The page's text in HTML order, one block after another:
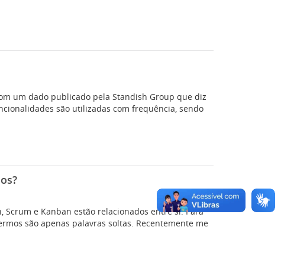
um dado publicado pela Standish Group que diz
são utilizadas com frequência, sendo
Scrum e Kanban estão relacionados entre si. Para
são apenas palavras soltas. Recentemente me